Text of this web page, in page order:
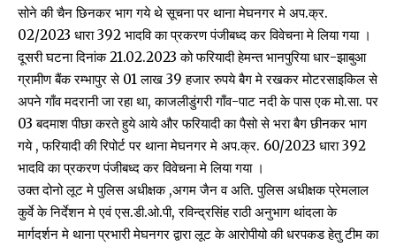
सोने की चैन छिनकर भाग गये थे सूचना पर थाना मेघनगर मे अप.क्र.
02/2023 धारा 392 भादवि का प्रकरण पंजीबध्द कर विवेचना मे लिया गया ।
दूसरी घटना दिनांक 21.02.2023 को फरियादी हेमन्त भानपुरिया धार-झाबुआ
ग्रामीण बैंक रम्भापुर से 01 लाख 39 हजार रुपये बैग मे रखकर मोटरसाइकिल से
अपने गाँव मदरानी जा रहा था, काजलीडुंगरी गाँव-पाट नदी के पास एक मो.सा. पर
03 बदमाश पीछा करते हुये आये और फरियादी का पैसो से भरा बैग छीनकर भाग
गये , फरियादी की रिपोर्ट पर थाना मेघनगर मे अप.क्र. 60/2023 धारा 392
भादवि का प्रकरण पंजीबध्द कर विवेचना मे लिया गया ।
उक्त दोनो लूट मे पुलिस अधीक्षक ,अगम जैन व अति. पुलिस अधीक्षक प्रेमलाल
कुर्वे के निर्देशन मे एवं एस.डी.ओ.पी, रविन्द्रसिंह राठी अनुभाग थांदला के
मार्गदर्शन मे थाना प्रभारी मेघनगर द्वारा लूट के आरोपीयो की धरपकड हेतु टीम का